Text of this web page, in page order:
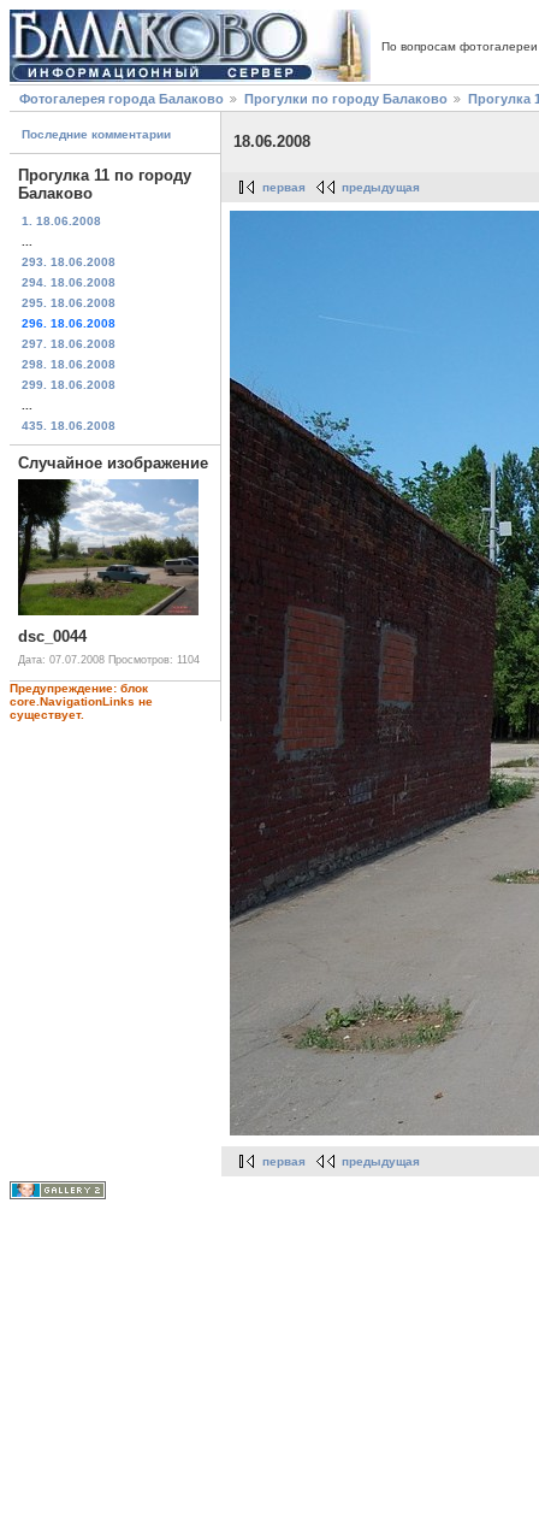
По вопросам
Фотогалерея города Балаково Прогулки по городу Балаково Прогулка
Последние комментарии
Прогулка 11 по городу
Балаково
1. 18.06.2008
293. 18.06.2008
294. 18.06.2008
295. 18.06.2008
296. 18.06.2008
297. 18.06.2008
298. 18.06.2008
299. 18.06.2008
435. 18.06.2008
Случайное изображение
dsc_0044
Дата: 07.07.2008 Просмотров: 1104
Предупреждение: блок
core.NavigationLinks не
существует.
18.06.2008
первая предыдущая
первая предыдущая